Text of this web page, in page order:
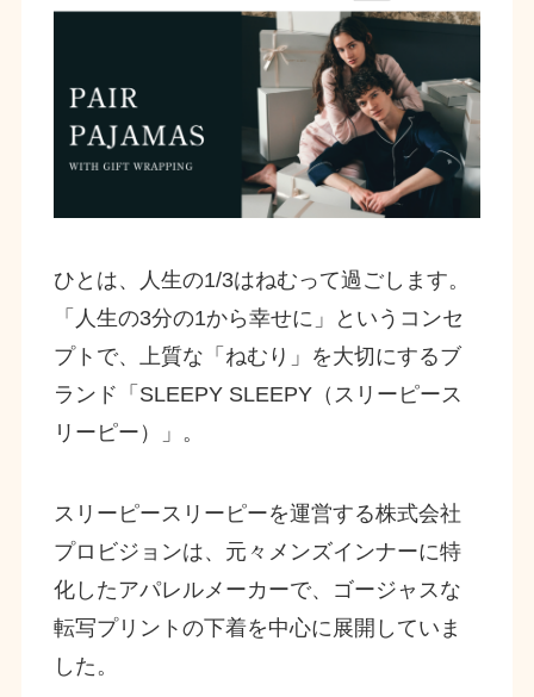
ひとは、人生の1/3はねむって過ごします。
「人生の3分の1から幸せに」というコンセ
プトで、上質な「ねむり」を大切にするブ
ランド「SLEEPY SLEEPY（スリーピース
リーピー）」。
スリーピースリーピーを運営する株式会社
プロビジョンは、元々メンズインナーに特
化したアパレルメーカーで、ゴージャスな
転写プリントの下着を中心に展開していま
した。